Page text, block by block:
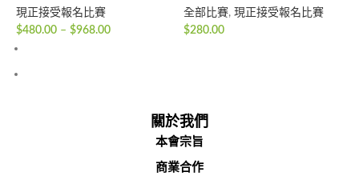
現正接受報名比賽
$480.00 – $968.00
全部比賽, 現正接受報名比賽
$280.00
關於我們
本會宗旨
商業合作